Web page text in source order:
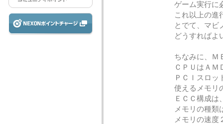
ゲーム実行に
これ以上の進
とでて、マビ
どうすればよ
ちなみに、
ＣＰＵはＡ
ＰＣＩスロッ
使えるメモリ
ＥＣＣ構成は
メモリの種
メモリの速度